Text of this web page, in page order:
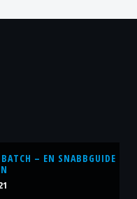
– EN SNABBGUIDE